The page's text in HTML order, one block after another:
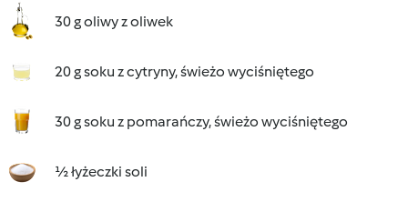
30 g oliwy z oliwek
20 g soku z cytryny, świeżo wyciśniętego
30 g soku z pomarańczy, świeżo wyciśniętego
½ łyżeczki soli